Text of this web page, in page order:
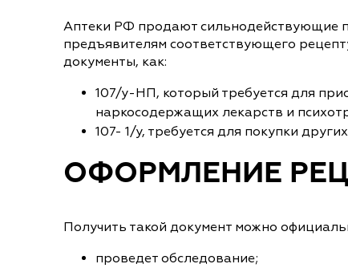
Аптеки РФ продают сильнодействующие
предъявителям соответствующего
документы, как:
107/у-НП, который требуется для
наркосодержащих лекарств и
107- 1/у, требуется для покупки
ОФОРМЛЕНИЕ
Получить такой документ можно
проведет обследование;